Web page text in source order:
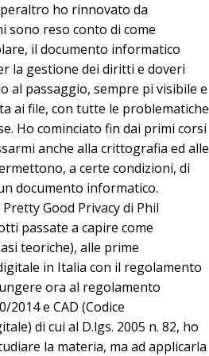
ho rinnovato da
sono reso conto di come
il documento informatico
la gestione dei diritti e doveri
al passaggio, sempre pi visibile e
ai file, con tutte le problematiche
Ho cominciato fin dai primi corsi
anche alla crittografia ed alle
a certe condizioni, di
documento informatico.
Good Privacy di Phil
passate a capire come
teoriche), alle prime
in Italia con il regolamento
ora al regolamento
2014 e CAD (Codice
di cui al D.lgs. 2005 n. 82, ho
la materia, ma ad applicarla